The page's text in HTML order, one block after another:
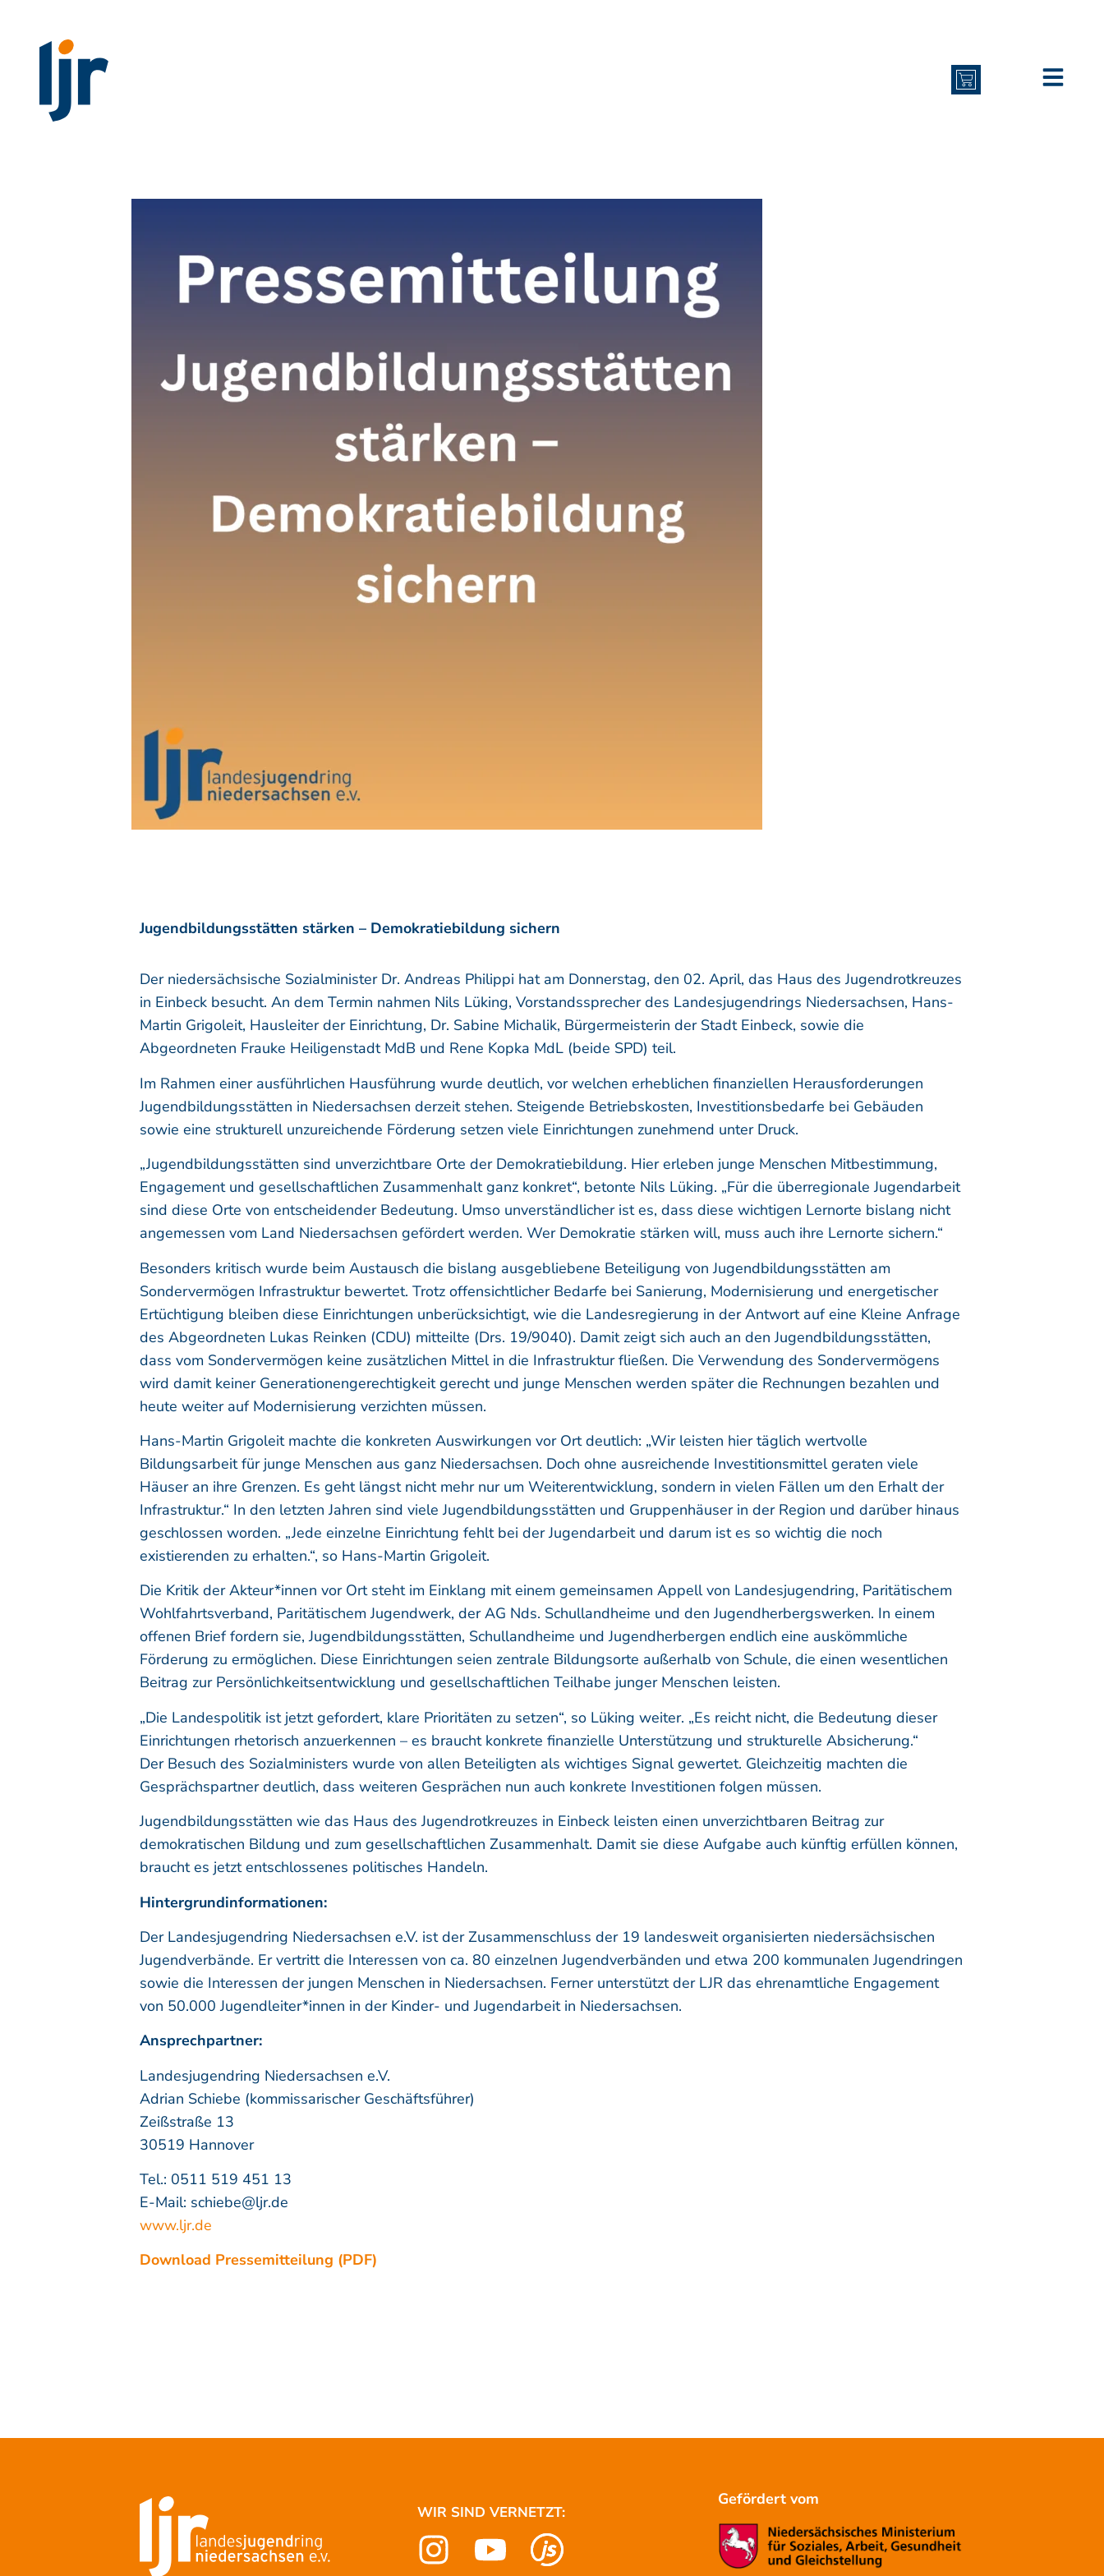
Jugendbildungsstätten stärken – Demokratiebildung sichern
Der niedersächsische Sozialminister Dr. Andreas Philippi hat am Donnerstag, den 02. April, das Haus des Jugendrotkreuzes
in Einbeck besucht. An dem Termin nahmen Nils Lüking, Vorstandssprecher des Landesjugendrings Niedersachsen, Hans-
Martin Grigoleit, Hausleiter der Einrichtung, Dr. Sabine Michalik, Bürgermeisterin der Stadt Einbeck, sowie die
Abgeordneten Frauke Heiligenstadt MdB und Rene Kopka MdL (beide SPD) teil.
Im Rahmen einer ausführlichen Hausführung wurde deutlich, vor welchen erheblichen finanziellen Herausforderungen
Jugendbildungsstätten in Niedersachsen derzeit stehen. Steigende Betriebskosten, Investitionsbedarfe bei Gebäuden
sowie eine strukturell unzureichende Förderung setzen viele Einrichtungen zunehmend unter Druck.
„Jugendbildungsstätten sind unverzichtbare Orte der Demokratiebildung. Hier erleben junge Menschen Mitbestimmung,
Engagement und gesellschaftlichen Zusammenhalt ganz konkret“, betonte Nils Lüking. „Für die überregionale Jugendarbeit
sind diese Orte von entscheidender Bedeutung. Umso unverständlicher ist es, dass diese wichtigen Lernorte bislang nicht
angemessen vom Land Niedersachsen gefördert werden. Wer Demokratie stärken will, muss auch ihre Lernorte sichern.“
Besonders kritisch wurde beim Austausch die bislang ausgebliebene Beteiligung von Jugendbildungsstätten am
Sondervermögen Infrastruktur bewertet. Trotz offensichtlicher Bedarfe bei Sanierung, Modernisierung und energetischer
Ertüchtigung bleiben diese Einrichtungen unberücksichtigt, wie die Landesregierung in der Antwort auf eine Kleine Anfrage
des Abgeordneten Lukas Reinken (CDU) mitteilte (Drs. 19/9040). Damit zeigt sich auch an den Jugendbildungsstätten,
dass vom Sondervermögen keine zusätzlichen Mittel in die Infrastruktur fließen. Die Verwendung des Sondervermögens
wird damit keiner Generationengerechtigkeit gerecht und junge Menschen werden später die Rechnungen bezahlen und
heute weiter auf Modernisierung verzichten müssen.
Hans-Martin Grigoleit machte die konkreten Auswirkungen vor Ort deutlich: „Wir leisten hier täglich wertvolle
Bildungsarbeit für junge Menschen aus ganz Niedersachsen. Doch ohne ausreichende Investitionsmittel geraten viele
Häuser an ihre Grenzen. Es geht längst nicht mehr nur um Weiterentwicklung, sondern in vielen Fällen um den Erhalt der
Infrastruktur.“ In den letzten Jahren sind viele Jugendbildungsstätten und Gruppenhäuser in der Region und darüber hinaus
geschlossen worden. „Jede einzelne Einrichtung fehlt bei der Jugendarbeit und darum ist es so wichtig die noch
existierenden zu erhalten.“, so Hans-Martin Grigoleit.
Die Kritik der Akteur*innen vor Ort steht im Einklang mit einem gemeinsamen Appell von Landesjugendring, Paritätischem
Wohlfahrtsverband, Paritätischem Jugendwerk, der AG Nds. Schullandheime und den Jugendherbergswerken. In einem
offenen Brief fordern sie, Jugendbildungsstätten, Schullandheime und Jugendherbergen endlich eine auskömmliche
Förderung zu ermöglichen. Diese Einrichtungen seien zentrale Bildungsorte außerhalb von Schule, die einen wesentlichen
Beitrag zur Persönlichkeitsentwicklung und gesellschaftlichen Teilhabe junger Menschen leisten.
„Die Landespolitik ist jetzt gefordert, klare Prioritäten zu setzen“, so Lüking weiter. „Es reicht nicht, die Bedeutung dieser
Einrichtungen rhetorisch anzuerkennen – es braucht konkrete finanzielle Unterstützung und strukturelle Absicherung.“
Der Besuch des Sozialministers wurde von allen Beteiligten als wichtiges Signal gewertet. Gleichzeitig machten die
Gesprächspartner deutlich, dass weiteren Gesprächen nun auch konkrete Investitionen folgen müssen.
Jugendbildungsstätten wie das Haus des Jugendrotkreuzes in Einbeck leisten einen unverzichtbaren Beitrag zur
demokratischen Bildung und zum gesellschaftlichen Zusammenhalt. Damit sie diese Aufgabe auch künftig erfüllen können,
braucht es jetzt entschlossenes politisches Handeln.
Hintergrundinformationen:
Der Landesjugendring Niedersachsen e.V. ist der Zusammenschluss der 19 landesweit organisierten niedersächsischen
Jugendverbände. Er vertritt die Interessen von ca. 80 einzelnen Jugendverbänden und etwa 200 kommunalen Jugendringen
sowie die Interessen der jungen Menschen in Niedersachsen. Ferner unterstützt der LJR das ehrenamtliche Engagement
von 50.000 Jugendleiter*innen in der Kinder- und Jugendarbeit in Niedersachsen.
Ansprechpartner:
Landesjugendring Niedersachsen e.V.
Adrian Schiebe (kommissarischer Geschäftsführer)
Zeißstraße 13
30519 Hannover
Tel.: 0511 519 451 13
E-Mail: schiebe@ljr.de
www.ljr.de
Download Pressemitteilung (PDF)
WIR SIND VERNETZT:
Gefördert vom